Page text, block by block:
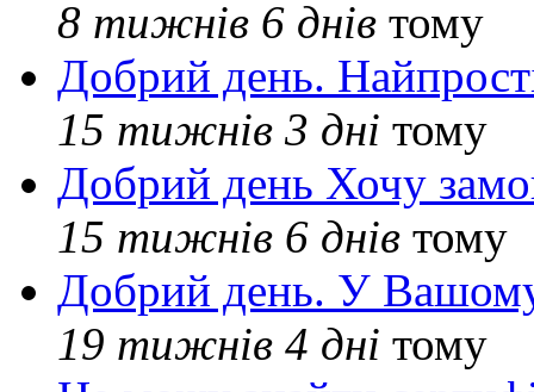
8 тижнів 6 днів тому
Добрий день.
15 тижнів 3 дні тому
Добрий день Хочу
15 тижнів 6 днів тому
Добрий день. У Вашому
19 тижнів 4 дні тому